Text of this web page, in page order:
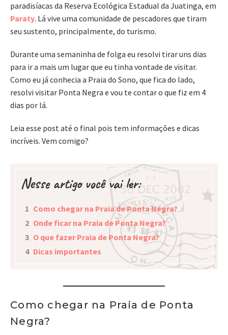
paradisíacas da Reserva Ecológica Estadual da Juatinga, em
Paraty. Lá vive uma comunidade de pescadores que tiram
seu sustento, principalmente, do turismo.
Durante uma semaninha de folga eu resolvi tirar uns dias
para ir a mais um lugar que eu tinha vontade de visitar.
Como eu já conhecia a Praia do Sono, que fica do lado,
resolvi visitar Ponta Negra e vou te contar o que fiz em 4
dias por lá.
Leia esse post até o final pois tem informações e dicas
incríveis. Vem comigo?
Nesse artigo você vai ler:
1 Como chegar na Praia de Ponta Negra?
2 Onde ficar na Praia de Ponta Negra?
3 O que fazer Praia de Ponta Negra?
4 Dicas importantes
Como chegar na Praia de Ponta
Negra?